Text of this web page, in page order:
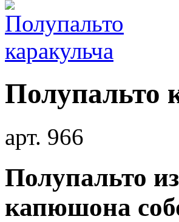
Полупальто
арт. 966
Полупальто
капюшона